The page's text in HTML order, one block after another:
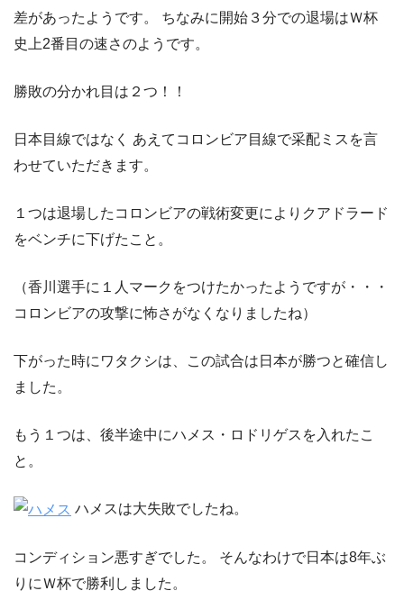
差があったようです。 ちなみに開始３分での退場はＷ杯
史上2番目の速さのようです。
勝敗の分かれ目は２つ！！
日本目線ではなく あえてコロンビア目線で采配ミスを言
わせていただきます。
１つは退場したコロンビアの戦術変更によりクアドラード
をベンチに下げたこと。
（香川選手に１人マークをつけたかったようですが・・・
コロンビアの攻撃に怖さがなくなりましたね）
下がった時にワタクシは、この試合は日本が勝つと確信し
ました。
もう１つは、後半途中にハメス・ロドリゲスを入れたこ
と。
ハメスは大失敗でしたね。
コンディション悪すぎでした。 そんなわけで日本は8年ぶ
りにＷ杯で勝利しました。